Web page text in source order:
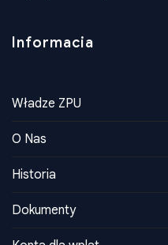
Informacia
Władze ZPU
O Nas
Historia
Dokumenty